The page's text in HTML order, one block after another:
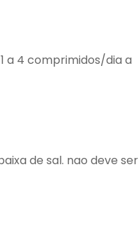
a 4 comprimidos/dia a
de sal. nao deve ser